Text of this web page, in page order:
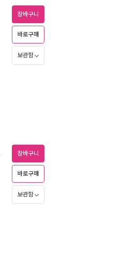
장바구니
바로구매
보관함
장바구니
바로구매
보관함